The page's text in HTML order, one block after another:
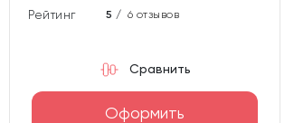
Рейтинг карты5 / 6 отзывов
Оформить
Сравнить